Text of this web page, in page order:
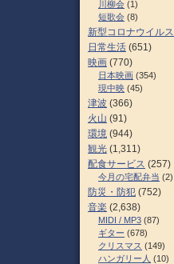
川柳会 (1)
短歌会 (8)
新型コロナウイルス
日常生活 (651)
映画 (770)
日本映画 (354)
現中映 (45)
津波 (366)
火山 (91)
環境 (944)
観光 (1,311)
配食サービス (257)
今月の宅配弁当 (2)
防災・防犯 (752)
音楽 (2,638)
MIDI / MP3 (87)
ギター (678)
クリスマス (149)
ハンガリー人 (10)